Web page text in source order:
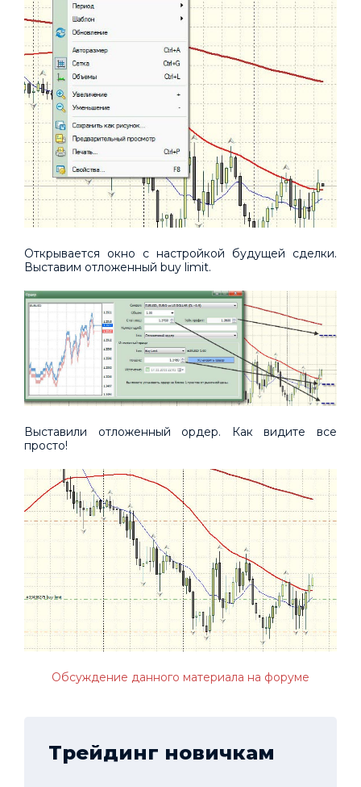
Открывается окно с настройкой будущей сделки.
Выставим отложенный buy limit.
Выставили отложенный ордер. Как видите все
просто!
Обсуждение данного материала на форуме
Трейдинг новичкам